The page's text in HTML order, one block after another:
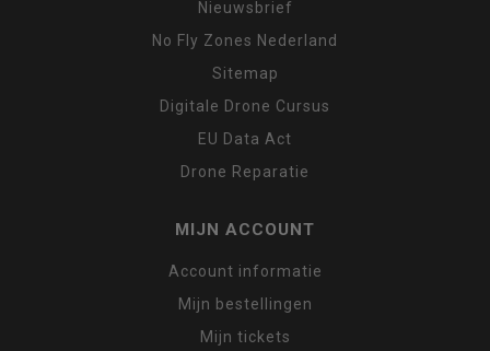
Nieuwsbrief
No Fly Zones Nederland
Sitemap
Digitale Drone Cursus
EU Data Act
Drone Reparatie
MIJN ACCOUNT
Account informatie
Mijn bestellingen
Mijn tickets